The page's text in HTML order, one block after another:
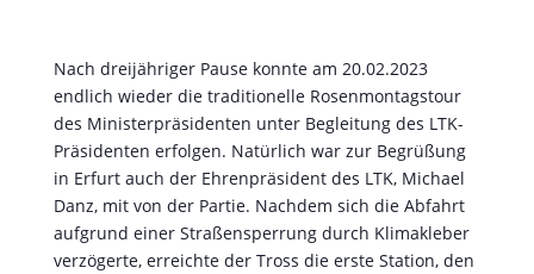
Nach dreijähriger Pause konnte am 20.02.2023
endlich wieder die traditionelle Rosenmontagstour
des Ministerpräsidenten unter Begleitung des LTK-
Präsidenten erfolgen. Natürlich war zur Begrüßung
in Erfurt auch der Ehrenpräsident des LTK, Michael
Danz, mit von der Partie. Nachdem sich die Abfahrt
aufgrund einer Straßensperrung durch Klimakleber
verzögerte, erreichte der Tross die erste Station, den